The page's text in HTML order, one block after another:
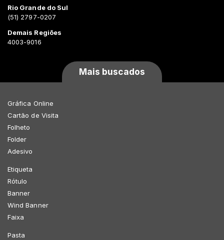
Rio Grande do Sul
(51) 2797-0207
Demais Regiões
4003-9016
Mais buscados
Gráfica Online
Cartão de Visita
Folheto
Folder
Adesivo
Etiqueta
Rótulo
Banner
Wind Banner
Faixa
Pasta